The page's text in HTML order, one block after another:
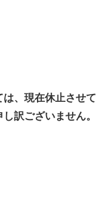
、現在休止させて
訳ございません。